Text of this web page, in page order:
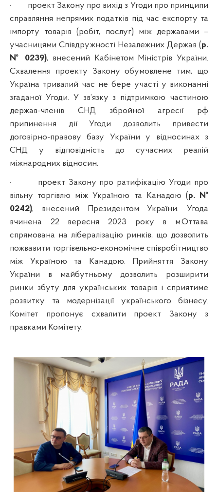
·
проект Закону про вихід з Угоди про принципи
справляння непрямих податків під час експорту та
імпорту товарів (робіт, послуг) між державами –
учасницями Співдружності Незалежних Держав (р.
№ 0239), внесений Кабінетом Міністрів України.
Схвалення проекту Закону обумовлене тим, що
Україна тривалий час не бере участі у виконанні
згаданої Угоди. У зв’язку з підтримкою частиною
держав-членів СНД збройної агресії рф
припинення дії Угоди дозволить привести
договірно-правову базу України у відносинах з
СНД у відповідність до сучасних реалій
міжнародних відносин.
·
проект Закону про ратифікацію Угоди про
вільну торгівлю між Україною та Канадою (р. №
0242), внесений Президентом України. Угода
вчинена
22 вересня 2023 року в м.Оттава
спрямована на лібералізацію ринків, що дозволить
пожвавити торгівельно-економічне співробітництво
між Україною та Канадою. Прийняття Закону
України в майбутньому дозволить розширити
ринки збуту для українських товарів і сприятиме
розвитку та модернізації українського бізнесу.
Комітет пропонує схвалити проект Закону з
правками Комітету.